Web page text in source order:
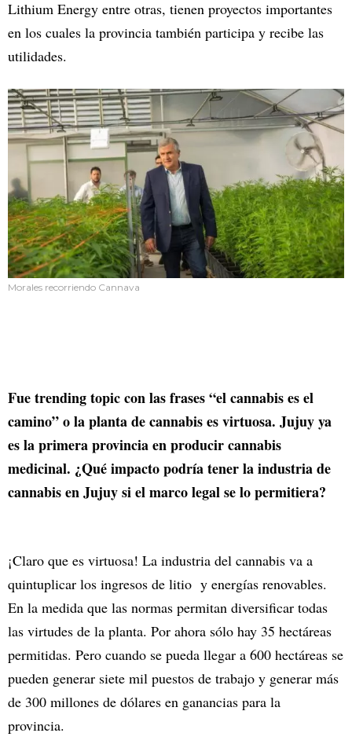
Lithium Energy entre otras, tienen proyectos importantes
en los cuales la provincia también participa y recibe las
utilidades.
Morales recorriendo Cannava
Fue trending topic con las frases “el cannabis es el
camino” o la planta de cannabis es virtuosa. Jujuy ya
es la primera provincia en producir cannabis
medicinal. ¿Qué impacto podría tener la industria de
cannabis en Jujuy si el marco legal se lo permitiera?
¡Claro que es virtuosa! La industria del cannabis va a
quintuplicar los ingresos de litio y energías renovables.
En la medida que las normas permitan diversificar todas
las virtudes de la planta. Por ahora sólo hay 35 hectáreas
permitidas. Pero cuando se pueda llegar a 600 hectáreas se
pueden generar siete mil puestos de trabajo y generar más
de 300 millones de dólares en ganancias para la
provincia.